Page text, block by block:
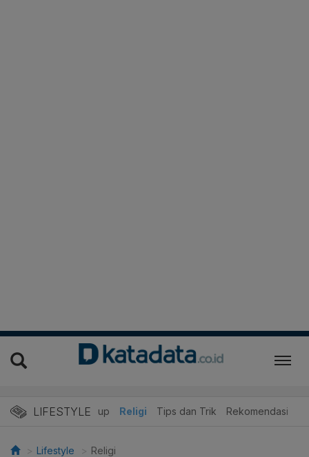
LIFESTYLE
Edukasi Gaya Hidup Religi Tips dan Trik Rekomendasi
Lifestyle Religi